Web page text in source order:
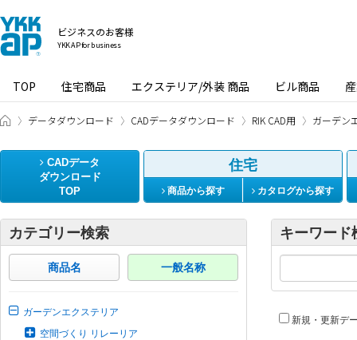
ビジネスのお客様
YKK AP for business
TOP 住宅商品 エクステリア/外装 商品 ビル商品
ビジネスのお客様 HOME
データダウンロード CADデータダウンロード RIK CAD用 ガーデン
CADデータ
ダウンロード
TOP
住宅
商品から探す カタログから探す
カテゴリー検索
商品名 一般名称
ガーデンエクステリア
空間づくり リレーリア
キーワード
新規・更新デ